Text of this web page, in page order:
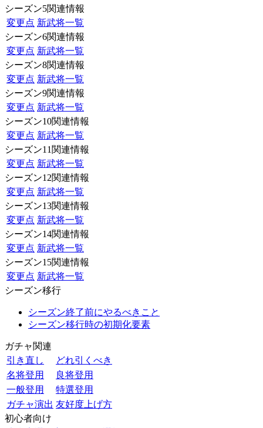
シーズン5関連情報
変更点 新武将一覧
シーズン6関連情報
変更点 新武将一覧
シーズン8関連情報
変更点 新武将一覧
シーズン9関連情報
変更点 新武将一覧
シーズン10関連情報
変更点 新武将一覧
シーズン11関連情報
変更点 新武将一覧
シーズン12関連情報
変更点 新武将一覧
シーズン13関連情報
変更点 新武将一覧
シーズン14関連情報
変更点 新武将一覧
シーズン15関連情報
変更点 新武将一覧
シーズン移行
シーズン終了前にやるべきこと
シーズン移行時の初期化要素
ガチャ関連
引き直し
どれ引くべき
名将登用
良将登用
一般登用
特選登用
ガチャ演出 友好度上げ方
初心者向け